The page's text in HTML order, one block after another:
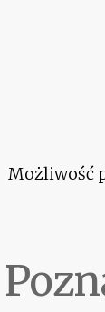
Możliwość